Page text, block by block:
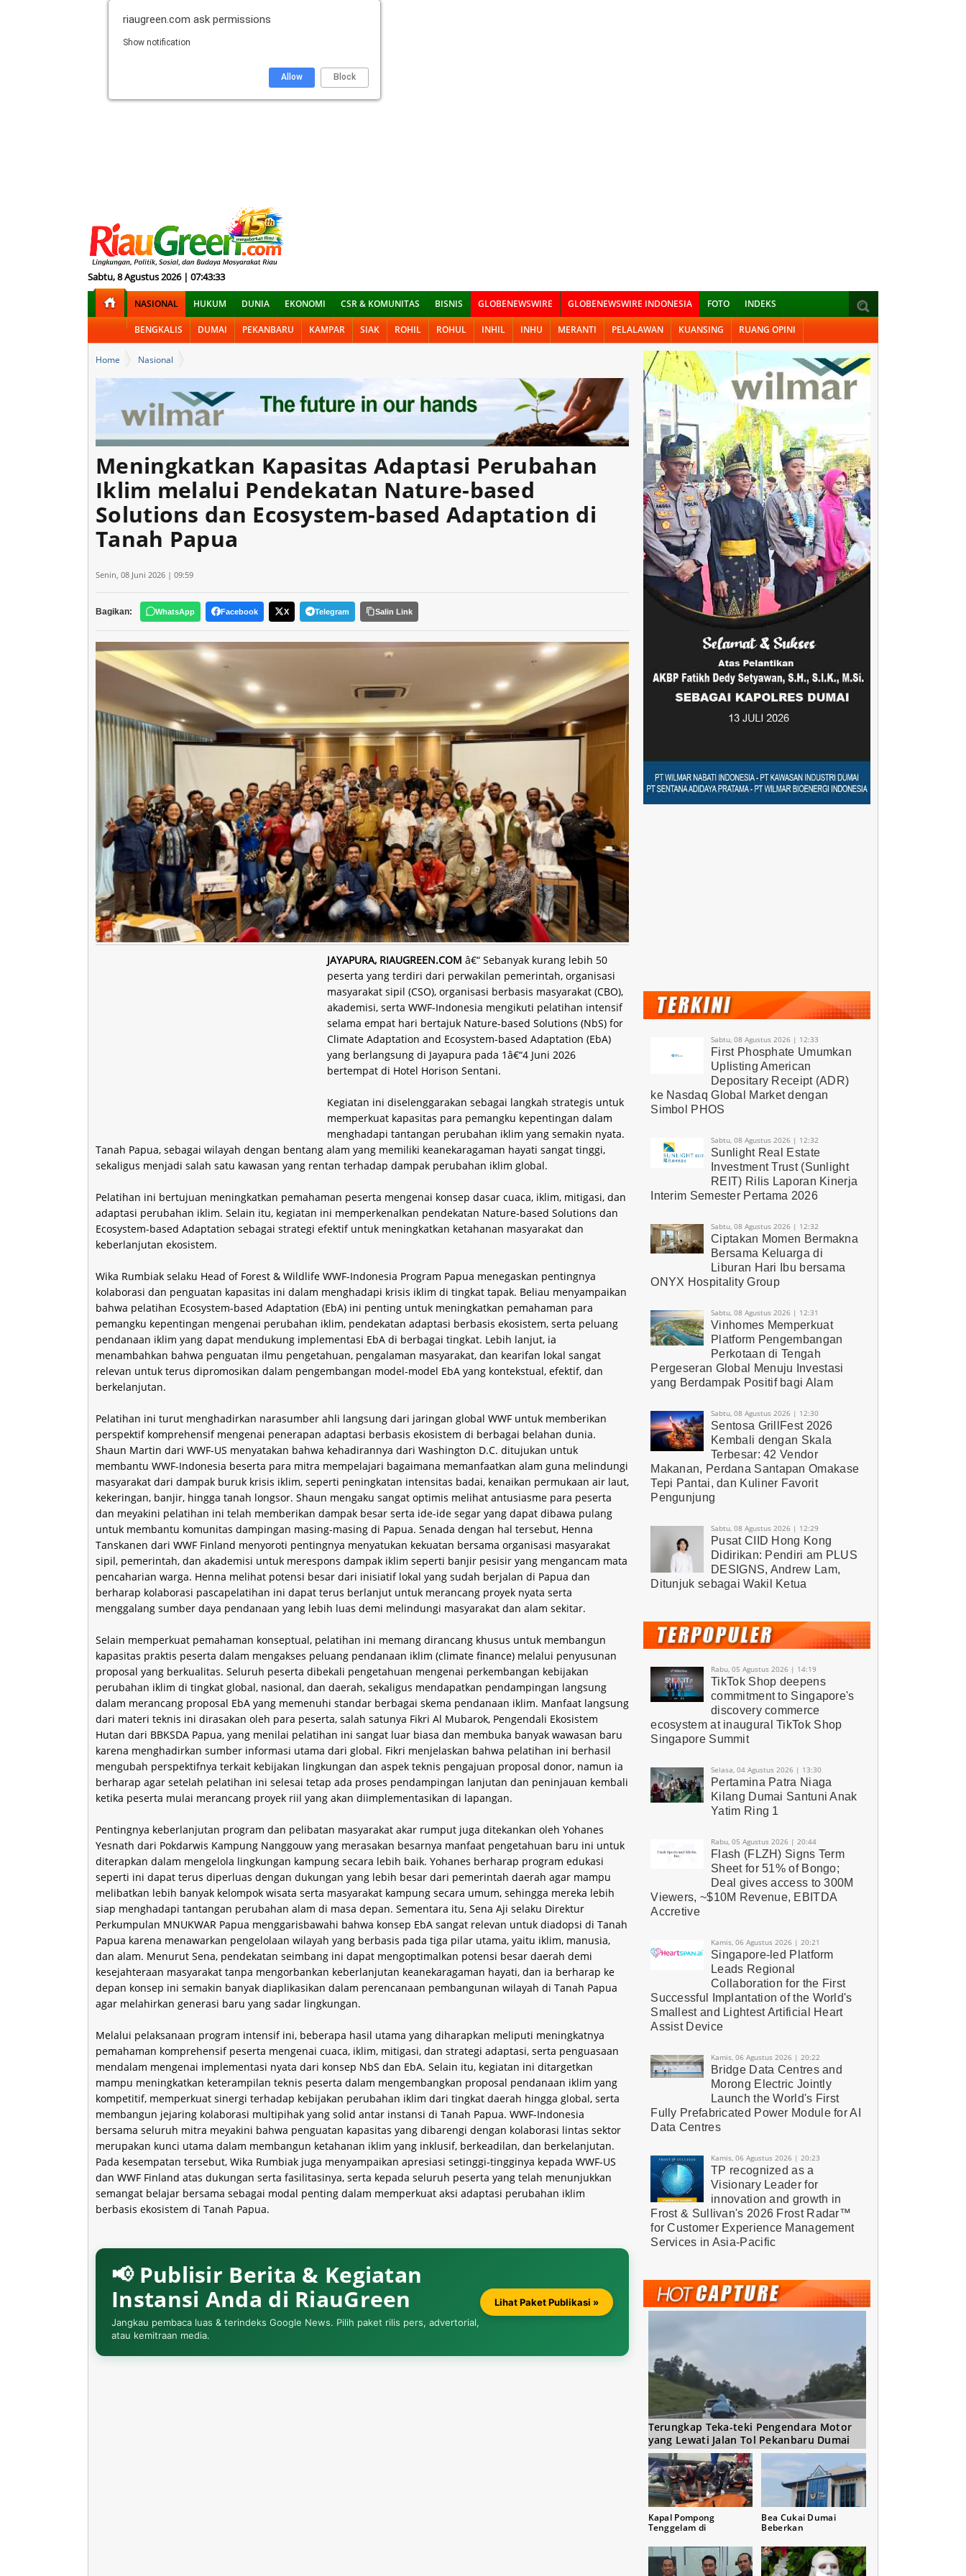
Sabtu, 8 Agustus 2026 | 07:43:34
NASIONAL HUKUM DUNIA EKONOMI CSR & KOMUNITAS BISNIS GLOBENEWSWIRE GLOBENEWSWIRE INDONESIA FOTO INDEKS
BENGKALIS DUMAI PEKANBARU KAMPAR SIAK ROHIL ROHUL INHIL INHU MERANTI PELALAWAN KUANSING RUANG OPINI
Home
Nasional
Meningkatkan Kapasitas Adaptasi Perubahan Iklim melalui Pendekatan Nature-based Solutions dan Ecosystem-based Adaptation di
Meningkatkan Kapasitas Adaptasi Perubahan
Iklim melalui Pendekatan Nature-based
Solutions dan Ecosystem-based Adaptation di
Tanah Papua
Senin, 08 Juni 2026 | 09:59
Bagikan: WhatsApp Facebook X Telegram Salin Link
JAYAPURA, RIAUGREEN.COM â€“ Sebanyak kurang lebih 50
peserta yang terdiri dari perwakilan pemerintah, organisasi
masyarakat sipil (CSO), organisasi berbasis masyarakat (CBO),
akademisi, serta WWF-Indonesia mengikuti pelatihan intensif
selama empat hari bertajuk Nature-based Solutions (NbS) for
Climate Adaptation and Ecosystem-based Adaptation (EbA)
yang berlangsung di Jayapura pada 1â€“4 Juni 2026
bertempat di Hotel Horison Sentani.
Kegiatan ini diselenggarakan sebagai langkah strategis untuk
memperkuat kapasitas para pemangku kepentingan dalam
menghadapi tantangan perubahan iklim yang semakin nyata.
Tanah Papua, sebagai wilayah dengan bentang alam yang memiliki keanekaragaman hayati sangat tinggi,
sekaligus menjadi salah satu kawasan yang rentan terhadap dampak perubahan iklim global.
Pelatihan ini bertujuan meningkatkan pemahaman peserta mengenai konsep dasar cuaca, iklim, mitigasi, dan
adaptasi perubahan iklim. Selain itu, kegiatan ini memperkenalkan pendekatan Nature-based Solutions dan
Ecosystem-based Adaptation sebagai strategi efektif untuk meningkatkan ketahanan masyarakat dan
keberlanjutan ekosistem.
Wika Rumbiak selaku Head of Forest & Wildlife WWF-Indonesia Program Papua menegaskan pentingnya
kolaborasi dan penguatan kapasitas ini dalam menghadapi krisis iklim di tingkat tapak. Beliau menyampaikan
bahwa pelatihan Ecosystem-based Adaptation (EbA) ini penting untuk meningkatkan pemahaman para
pemangku kepentingan mengenai perubahan iklim, pendekatan adaptasi berbasis ekosistem, serta peluang
pendanaan iklim yang dapat mendukung implementasi EbA di berbagai tingkat. Lebih lanjut, ia
menambahkan bahwa penguatan ilmu pengetahuan, pengalaman masyarakat, dan kearifan lokal sangat
relevan untuk terus dipromosikan dalam pengembangan model-model EbA yang kontekstual, efektif, dan
berkelanjutan.
Pelatihan ini turut menghadirkan narasumber ahli langsung dari jaringan global WWF untuk memberikan
perspektif komprehensif mengenai penerapan adaptasi berbasis ekosistem di berbagai belahan dunia.
Shaun Martin dari WWF-US menyatakan bahwa kehadirannya dari Washington D.C. ditujukan untuk
membantu WWF-Indonesia beserta para mitra mempelajari bagaimana memanfaatkan alam guna melindungi
masyarakat dari dampak buruk krisis iklim, seperti peningkatan intensitas badai, kenaikan permukaan air laut,
kekeringan, banjir, hingga tanah longsor. Shaun mengaku sangat optimis melihat antusiasme para peserta
dan meyakini pelatihan ini telah memberikan dampak besar serta ide-ide segar yang dapat dibawa pulang
untuk membantu komunitas dampingan masing-masing di Papua. Senada dengan hal tersebut, Henna
Tanskanen dari WWF Finland menyoroti pentingnya menyatukan kekuatan bersama organisasi masyarakat
sipil, pemerintah, dan akademisi untuk merespons dampak iklim seperti banjir pesisir yang mengancam mata
pencaharian warga. Henna melihat potensi besar dari inisiatif lokal yang sudah berjalan di Papua dan
berharap kolaborasi pascapelatihan ini dapat terus berlanjut untuk merancang proyek nyata serta
menggalang sumber daya pendanaan yang lebih luas demi melindungi masyarakat dan alam sekitar.
Selain memperkuat pemahaman konseptual, pelatihan ini memang dirancang khusus untuk membangun
kapasitas praktis peserta dalam mengakses peluang pendanaan iklim (climate finance) melalui penyusunan
proposal yang berkualitas. Seluruh peserta dibekali pengetahuan mengenai perkembangan kebijakan
perubahan iklim di tingkat global, nasional, dan daerah, sekaligus mendapatkan pendampingan langsung
dalam merancang proposal EbA yang memenuhi standar berbagai skema pendanaan iklim. Manfaat langsung
dari materi teknis ini dirasakan oleh para peserta, salah satunya Fikri Al Mubarok, Pengendali Ekosistem
Hutan dari BBKSDA Papua, yang menilai pelatihan ini sangat luar biasa dan membuka banyak wawasan baru
karena menghadirkan sumber informasi utama dari global. Fikri menjelaskan bahwa pelatihan ini berhasil
mengubah perspektifnya terkait kebijakan lingkungan dan aspek teknis pengajuan proposal donor, namun ia
berharap agar setelah pelatihan ini selesai tetap ada proses pendampingan lanjutan dan peninjauan kembali
ketika peserta mulai merancang proyek riil yang akan diimplementasikan di lapangan.
Pentingnya keberlanjutan program dan pelibatan masyarakat akar rumput juga ditekankan oleh Yohanes
Yesnath dari Pokdarwis Kampung Nanggouw yang merasakan besarnya manfaat pengetahuan baru ini untuk
diterapkan dalam mengelola lingkungan kampung secara lebih baik. Yohanes berharap program edukasi
seperti ini dapat terus diperluas dengan dukungan yang lebih besar dari pemerintah daerah agar mampu
melibatkan lebih banyak kelompok wisata serta masyarakat kampung secara umum, sehingga mereka lebih
siap menghadapi tantangan perubahan alam di masa depan. Sementara itu, Sena Aji selaku Direktur
Perkumpulan MNUKWAR Papua menggarisbawahi bahwa konsep EbA sangat relevan untuk diadopsi di Tanah
Papua karena menawarkan pengelolaan wilayah yang berbasis pada tiga pilar utama, yaitu iklim, manusia,
dan alam. Menurut Sena, pendekatan seimbang ini dapat mengoptimalkan potensi besar daerah demi
kesejahteraan masyarakat tanpa mengorbankan keberlanjutan keanekaragaman hayati, dan ia berharap ke
depan konsep ini semakin banyak diaplikasikan dalam perencanaan pembangunan wilayah di Tanah Papua
agar melahirkan generasi baru yang sadar lingkungan.
Melalui pelaksanaan program intensif ini, beberapa hasil utama yang diharapkan meliputi meningkatnya
pemahaman komprehensif peserta mengenai cuaca, iklim, mitigasi, dan strategi adaptasi, serta penguasaan
mendalam mengenai implementasi nyata dari konsep NbS dan EbA. Selain itu, kegiatan ini ditargetkan
mampu meningkatkan keterampilan teknis peserta dalam mengembangkan proposal pendanaan iklim yang
kompetitif, memperkuat sinergi terhadap kebijakan perubahan iklim dari tingkat daerah hingga global, serta
membangun jejaring kolaborasi multipihak yang solid antar instansi di Tanah Papua. WWF-Indonesia
bersama seluruh mitra meyakini bahwa penguatan kapasitas yang dibarengi dengan kolaborasi lintas sektor
merupakan kunci utama dalam membangun ketahanan iklim yang inklusif, berkeadilan, dan berkelanjutan.
Pada kesempatan tersebut, Wika Rumbiak juga menyampaikan apresiasi setinggi-tingginya kepada WWF-US
dan WWF Finland atas dukungan serta fasilitasinya, serta kepada seluruh peserta yang telah menunjukkan
semangat belajar bersama sebagai modal penting dalam memperkuat aksi adaptasi perubahan iklim
berbasis ekosistem di Tanah Papua.
📢 Publisir Berita & Kegiatan
Instansi Anda di RiauGreen
Jangkau pembaca luas & terindeks Google News. Pilih paket rilis pers, advertorial,
atau kemitraan media.
Lihat Paket Publikasi »
Sabtu, 08 Agustus 2026 | 12:33
First Phosphate Umumkan
Uplisting American
Depositary Receipt (ADR)
ke Nasdaq Global Market dengan
Simbol PHOS
Sabtu, 08 Agustus 2026 | 12:32
Sunlight Real Estate
Investment Trust (Sunlight
REIT) Rilis Laporan Kinerja
Interim Semester Pertama 2026
Sabtu, 08 Agustus 2026 | 12:32
Ciptakan Momen Bermakna
Bersama Keluarga di
Liburan Hari Ibu bersama
ONYX Hospitality Group
Sabtu, 08 Agustus 2026 | 12:31
Vinhomes Memperkuat
Platform Pengembangan
Perkotaan di Tengah
Pergeseran Global Menuju Investasi
yang Berdampak Positif bagi Alam
Sabtu, 08 Agustus 2026 | 12:30
Sentosa GrillFest 2026
Kembali dengan Skala
Terbesar: 42 Vendor
Makanan, Perdana Santapan Omakase
Tepi Pantai, dan Kuliner Favorit
Pengunjung
Sabtu, 08 Agustus 2026 | 12:29
Pusat CIID Hong Kong
Didirikan: Pendiri am PLUS
DESIGNS, Andrew Lam,
Ditunjuk sebagai Wakil Ketua
Rabu, 05 Agustus 2026 | 14:19
TikTok Shop deepens
commitment to Singapore's
discovery commerce
ecosystem at inaugural TikTok Shop
Singapore Summit
Selasa, 04 Agustus 2026 | 13:30
Pertamina Patra Niaga
Kilang Dumai Santuni Anak
Yatim Ring 1
Rabu, 05 Agustus 2026 | 20:44
Flash (FLZH) Signs Term
Sheet for 51% of Bongo;
Deal gives access to 300M
Viewers, ~$10M Revenue, EBITDA
Accretive
Kamis, 06 Agustus 2026 | 20:21
Singapore-led Platform
Leads Regional
Collaboration for the First
Successful Implantation of the World's
Smallest and Lightest Artificial Heart
Assist Device
Kamis, 06 Agustus 2026 | 20:22
Bridge Data Centres and
Morong Electric Jointly
Launch the World's First
Fully Prefabricated Power Module for AI
Data Centres
Kamis, 06 Agustus 2026 | 20:23
TP recognized as a
Visionary Leader for
innovation and growth in
Frost & Sullivan's 2026 Frost Radar™
for Customer Experience Management
Services in Asia-Pacific
Terungkap Teka-teki Pengendara Motor
yang Lewati Jalan Tol Pekanbaru Dumai
Kapal Pompong
Tenggelam di
Bea Cukai Dumai
Beberkan
riaugreen.com ask permissions
Show notification
Block
Allow